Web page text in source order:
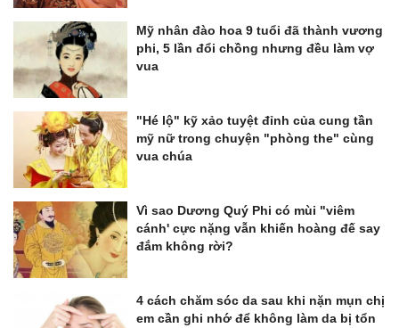
Mỹ nhân đào hoa 9 tuổi đã thành vương
phi, 5 lần đổi chồng nhưng đều làm vợ
vua
"Hé lộ" kỹ xảo tuyệt đỉnh của cung tần
mỹ nữ trong chuyện "phòng the" cùng
vua chúa
Vì sao Dương Quý Phi có mùi "viêm
cánh' cực nặng vẫn khiến hoàng đế say
đắm không rời?
4 cách chăm sóc da sau khi nặn mụn chị
em cần ghi nhớ để không làm da bị tổn